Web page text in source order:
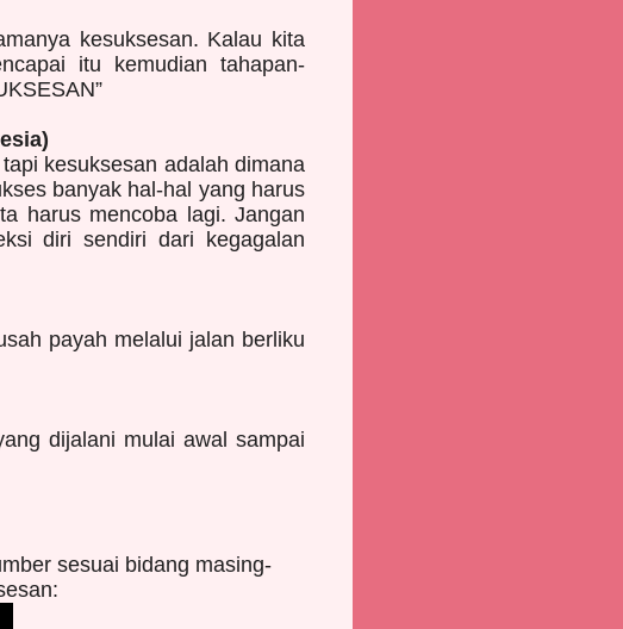
kesuksesan. Kalau kita
itu kemudian tahapan-
kesuksesan adalah dimana
banyak hal-hal yang harus
harus mencoba lagi. Jangan
diri sendiri dari kegagalan
payah melalui jalan berliku
dijalani mulai awal sampai
sesuai bidang masing-